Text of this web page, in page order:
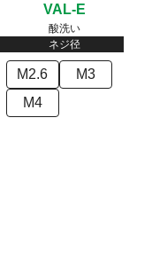
VAL-E
酸洗い
ネジ径
M2.6
M3
M4